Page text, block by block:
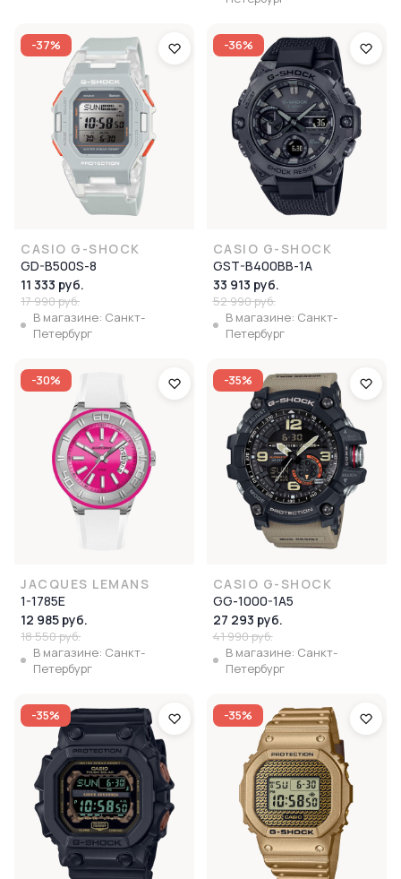
-37%
CASIO G-SHOCK
GD-B500S-8
11 333 руб.
17 990 руб.
В магазине: Санкт-
Петербург
-36%
CASIO G-SHOCK
GST-B400BB-1A
33 913 руб.
52 990 руб.
В магазине: Санкт-
Петербург
-30%
JACQUES LEMANS
1-1785E
12 985 руб.
18 550 руб.
В магазине: Санкт-
Петербург
-35%
CASIO G-SHOCK
GG-1000-1A5
27 293 руб.
41 990 руб.
В магазине: Санкт-
Петербург
-35% -35%